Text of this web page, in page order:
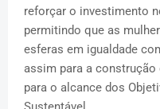
reforçar o investimento
permitindo que as
esferas em igualdade
assim para a
para o alcance dos